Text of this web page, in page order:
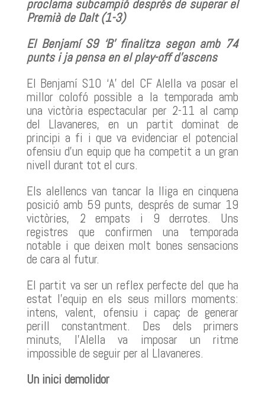
proclama subcampió després de superar el
Premià de Dalt (1-3)
El Benjamí S9 ‘B’ finalitza segon amb 74
punts i ja pensa en el play-off d’ascens
El Benjamí S10 ‘A’ del CF Alella va posar el
millor colofó possible a la temporada amb
una victòria espectacular per 2-11 al camp
del Llavaneres, en un partit dominat de
principi a fi i que va evidenciar el potencial
ofensiu d’un equip que ha competit a un gran
nivell durant tot el curs.
Els alellencs van tancar la lliga en cinquena
posició amb 59 punts, després de sumar 19
victòries, 2 empats i 9 derrotes. Uns
registres que confirmen una temporada
notable i que deixen molt bones sensacions
de cara al futur.
El partit va ser un reflex perfecte del que ha
estat l’equip en els seus millors moments:
intens, valent, ofensiu i capaç de generar
perill constantment. Des dels primers
minuts, l’Alella va imposar un ritme
impossible de seguir per al Llavaneres.
Un inici demolidor